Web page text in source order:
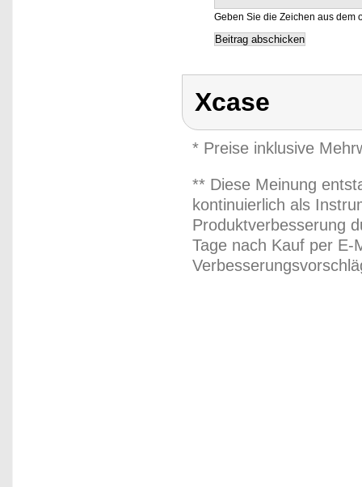
Geben Sie die Zeichen aus dem
Xcase
* Preise inklusive
** Diese Meinung
kontinuierlich als
Produktverbesserung
Tage nach Kauf per E-